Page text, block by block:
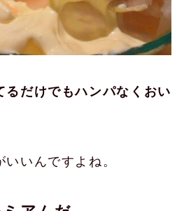
るだけでもハンパなくおい
いんですよね。